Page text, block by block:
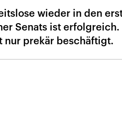
wieder in den
Senats ist erfolgreich.
nur prekär beschäftigt.